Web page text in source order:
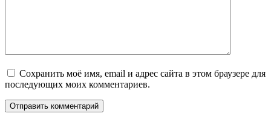
Сохранить моё имя, email и адрес сайта в этом браузере для
последующих моих комментариев.